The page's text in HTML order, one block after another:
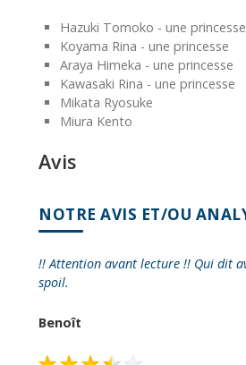
Hazuki Tomoko - une princesse
Koyama Rina - une princesse
Araya Himeka - une princesse
Kawasaki Rina - une princesse
Mikata Ryosuke
Miura Kento
Avis
NOTRE AVIS ET/OU
!! Attention avant lecture !! Qui dit
spoil.
Benoît